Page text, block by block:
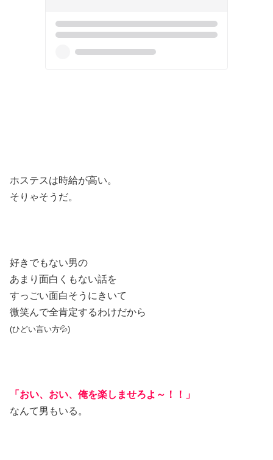
ホステスは時給が高い。
そりゃそうだ。
好きでもない男の
あまり面白くもない話を
すっごい面白そうにきいて
微笑んで全肯定するわけだから
(ひどい言い方💦)
「おい、おい、俺を楽しませろよ～！！」
なんて男もいる。